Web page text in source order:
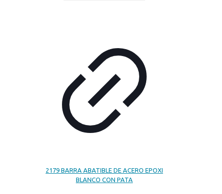
2179 BARRA ABATIBLE DE ACERO EPOXI
BLANCO CON PATA